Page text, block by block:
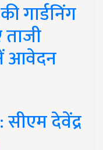
गार्डनिंग
आवेदन
देवेंद्र